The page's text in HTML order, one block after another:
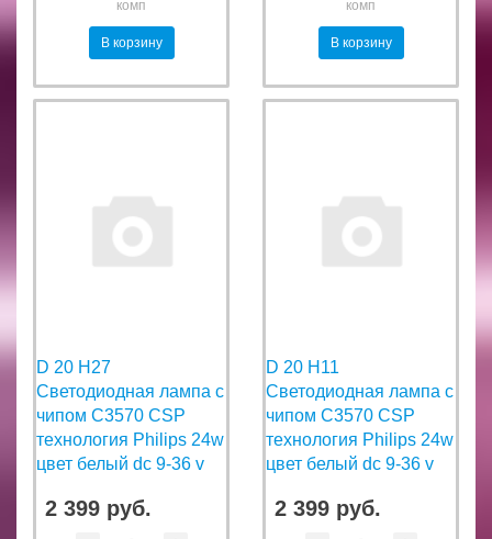
комп
В корзину
комп
В корзину
D 20 H27
Светодиодная лампа с
чипом C3570 CSP
технология Philips 24w
цвет белый dc 9-36 v
2 399 руб.
D 20 H11
Светодиодная лампа с
чипом C3570 CSP
технология Philips 24w
цвет белый dc 9-36 v
2 399 руб.